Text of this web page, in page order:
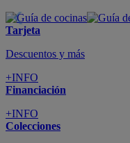
Tarjeta
Descuentos y más
+INFO
Financiación
+INFO
Colecciones